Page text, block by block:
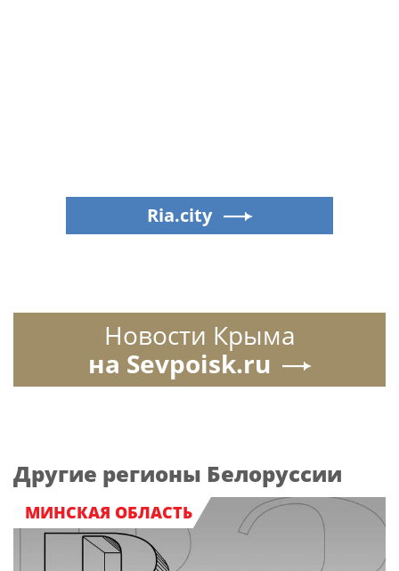
Ria.city
Новости Крыма
на Sevpoisk.ru
Другие регионы Белоруссии
МИНСКАЯ ОБЛАСТЬ